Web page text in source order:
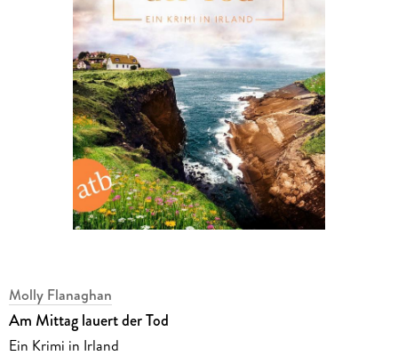
Molly Flanaghan
Am Mittag lauert der Tod
Ein Krimi in Irland